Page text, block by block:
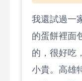
我還試過一
的蛋餅裡面
的，很好吃
小貴。高雄